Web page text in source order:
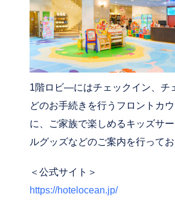
1階ロビ―にはチェックイン、チ
どのお手続きを行うフロントカ
に、ご家族で楽しめるキッズサ
ルグッズなどのご案内を行ってお
＜公式サイト＞
https://hotelocean.jp/